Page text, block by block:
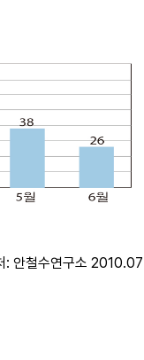
안철수연구소 2010.07